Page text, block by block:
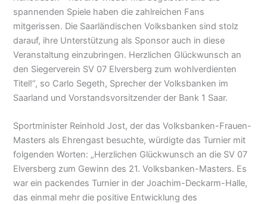
spannenden Spiele haben die zahlreichen Fans
mitgerissen. Die Saarländischen Volksbanken sind stolz
darauf, ihre Unterstützung als Sponsor auch in diese
Veranstaltung einzubringen. Herzlichen Glückwunsch an
den Siegerverein SV 07 Elversberg zum wohlverdienten
Titel!“, so Carlo Segeth, Sprecher der Volksbanken im
Saarland und Vorstandsvorsitzender der Bank 1 Saar.
Sportminister Reinhold Jost, der das Volksbanken-Frauen-
Masters als Ehrengast besuchte, würdigte das Turnier mit
folgenden Worten: „Herzlichen Glückwunsch an die SV 07
Elversberg zum Gewinn des 21. Volksbanken-Masters. Es
war ein packendes Turnier in der Joachim-Deckarm-Halle,
das einmal mehr die positive Entwicklung des